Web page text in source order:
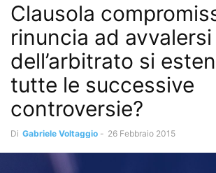
Clausola
rinuncia ad avvalersi
dell’arbitrato si
tutte le successive
controversie?
Di Gabriele Voltaggio - 26 Febbraio 2015